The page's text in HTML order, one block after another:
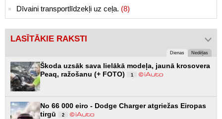
Dīvaini transportlīdzekļi uz ceļa. (8)
LASĪTĀKIE RAKSTI
Dienas Nedēļas
Škoda uzsāk sava lielākā modeļa, jaunā krosovera
Peaq, ražošanu (+ FOTO)
1
No 66 000 eiro - Dodge Charger atgriežas Eiropas
tirgū
2